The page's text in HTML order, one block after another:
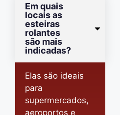
Em quais
locais as
esteiras
rolantes
são mais
indicadas?
Elas são ideais
para
supermercados,
aeroportos e